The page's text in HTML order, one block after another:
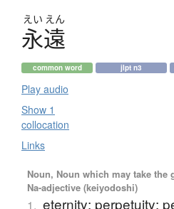
えい えん
永遠
common word jlpt n3
Play audio
Show 1
collocation
Links
Noun, Noun which may take the
Na-adjective (keiyodoshi)
1. eternity; perpetuity;